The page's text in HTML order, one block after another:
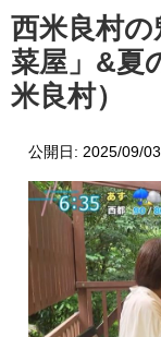
西米良村
菜屋」&夏
米良村）
公開日: 2025/09/03